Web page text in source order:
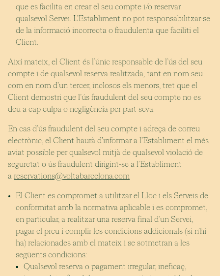
que es facilita en crear el seu compte i/o reservar
qualsevol Servei. L’Establiment no pot responsabilitzar-se
de la informació incorrecta o fraudulenta que faciliti el
Client.
Així mateix, el Client és l’únic responsable de l’ús del seu
compte i de qualsevol reserva realitzada, tant en nom seu
com en nom d’un tercer, inclosos els menors, tret que el
Client demostri que l’ús fraudulent del seu compte no es
deu a cap culpa o negligència per part seva.
En cas d’ús fraudulent del seu compte i adreça de correu
electrònic, el Client haurà d’informar a l’Establiment el més
aviat possible per qualsevol mitjà de qualsevol violació de
seguretat o ús fraudulent dirigint-se a l’Establiment
a reservations@voltabarcelona.com
El Client es compromet a utilitzar el Lloc i els Serveis de
conformitat amb la normativa aplicable i es compromet,
en particular, a realitzar una reserva final d’un Servei,
pagar el preu i complir les condicions addicionals (si n’hi
ha) relacionades amb el mateix i se sotmetran a les
següents condicions:
Qualsevol reserva o pagament irregular, ineficaç,